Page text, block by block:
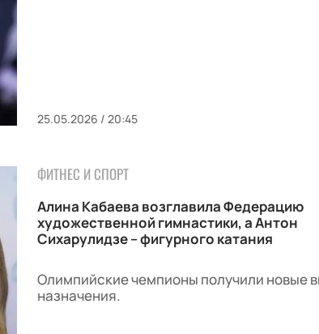
25.05.2026 / 20:45
ФИТНЕС И СПОРТ
Алина Кабаева возглавила Федерацию
художественной гимнастики, а Антон
Сихарулидзе – фигурного катания
Олимпийские чемпионы получили новые
назначения.